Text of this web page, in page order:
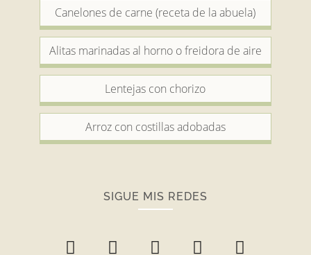
Canelones de carne (receta de la abuela)
Alitas marinadas al horno o freidora de aire
Lentejas con chorizo
Arroz con costillas adobadas
SIGUE MIS REDES